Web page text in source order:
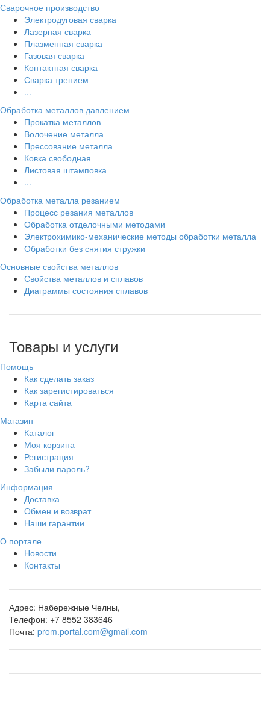
Сварочное производство
Электродуговая сварка
Лазерная сварка
Плазменная сварка
Газовая сварка
Контактная сварка
Сварка трением
...
Обработка металлов давлением
Прокатка металлов
Волочение металла
Прессование металла
Ковка свободная
Листовая штамповка
...
Обработка металла резанием
Процесс резания металлов
Обработка отделочными методами
Электрохимико-механические методы обработки металла
Обработки без снятия стружки
Основные свойства металлов
Свойства металлов и сплавов
Диаграммы состояния сплавов
Товары и услуги
Помощь
Как сделать заказ
Как зарегистироваться
Карта сайта
Магазин
Каталог
Моя корзина
Регистрация
Забыли пароль?
Информация
Доставка
Обмен и возврат
Наши гарантии
О портале
Новости
Контакты
Адрес: Набережные Челны,
Телефон: +7 8552 383646
Почта: prom.portal.com@gmail.com